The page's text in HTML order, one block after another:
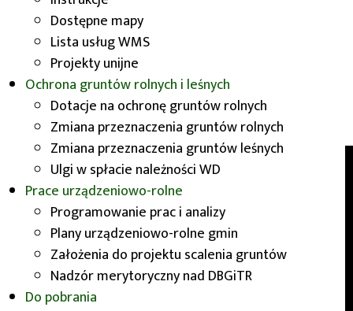
Dostępne mapy
Lista usług WMS
Projekty unijne
Ochrona gruntów rolnych i leśnych
Dotacje na ochronę gruntów rolnych
Zmiana przeznaczenia gruntów rolnych
Zmiana przeznaczenia gruntów leśnych
Ulgi w spłacie należności WD
Prace urządzeniowo-rolne
Programowanie prac i analizy
Plany urządzeniowo-rolne gmin
Założenia do projektu scalenia gruntów
Nadzór merytoryczny nad DBGiTR
Do pobrania
O nas
Wydział Geodezji i Kartografii Urzędu
Marszałkowskiego Województwa Dolnośląskiego
realizuje zadania związane z opracowywaniem,
gromadzeniem i udostępnianiem danych